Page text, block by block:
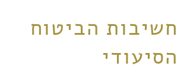
חשיבות הביטוח
הסיעודי